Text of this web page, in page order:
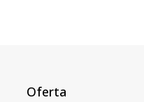
Oferta